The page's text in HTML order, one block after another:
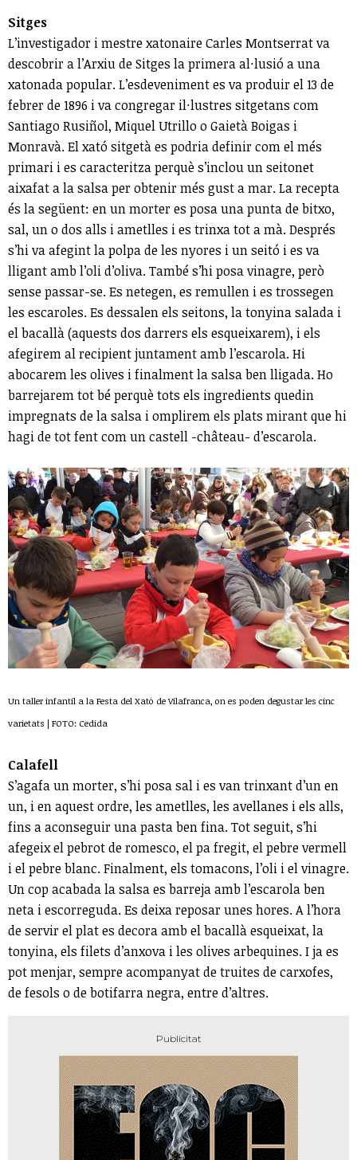
Sitges
L’investigador i mestre xatonaire Carles Montserrat va
descobrir a l’Arxiu de Sitges la primera al·lusió a una
xatonada popular. L’esdeveniment es va produir el 13 de
febrer de 1896 i va congregar il·lustres sitgetans com
Santiago Rusiñol, Miquel Utrillo o Gaietà Boigas i
Monravà. El xató sitgetà es podria definir com el més
primari i es caracteritza perquè s’inclou un seitonet
aixafat a la salsa per obtenir més gust a mar. La recepta
és la següent: en un morter es posa una punta de bitxo,
sal, un o dos alls i ametlles i es trinxa tot a mà. Després
s’hi va afegint la polpa de les nyores i un seitó i es va
lligant amb l’oli d’oliva. També s’hi posa vinagre, però
sense passar-se. Es netegen, es remullen i es trossegen
les escaroles. Es dessalen els seitons, la tonyina salada i
el bacallà (aquests dos darrers els esqueixarem), i els
afegirem al recipient juntament amb l’escarola. Hi
abocarem les olives i finalment la salsa ben lligada. Ho
barrejarem tot bé perquè tots els ingredients quedin
impregnats de la salsa i omplirem els plats mirant que hi
hagi de tot fent com un castell -château- d’escarola.
Un taller infantil a la Festa del Xató de Vilafranca, on es poden degustar les cinc
varietats | FOTO: Cedida
Calafell
S’agafa un morter, s’hi posa sal i es van trinxant d’un en
un, i en aquest ordre, les ametlles, les avellanes i els alls,
fins a aconseguir una pasta ben fina. Tot seguit, s’hi
afegeix el pebrot de romesco, el pa fregit, el pebre vermell
i el pebre blanc. Finalment, els tomacons, l’oli i el vinagre.
Un cop acabada la salsa es barreja amb l’escarola ben
neta i escorreguda. Es deixa reposar unes hores. A l’hora
de servir el plat es decora amb el bacallà esqueixat, la
tonyina, els filets d’anxova i les olives arbequines. I ja es
pot menjar, sempre acompanyat de truites de carxofes,
de fesols o de botifarra negra, entre d’altres.